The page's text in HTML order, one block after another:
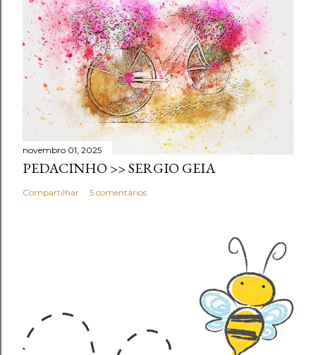
novembro 01, 2025
PEDACINHO >> SERGIO GEIA
Compartilhar 5 comentários